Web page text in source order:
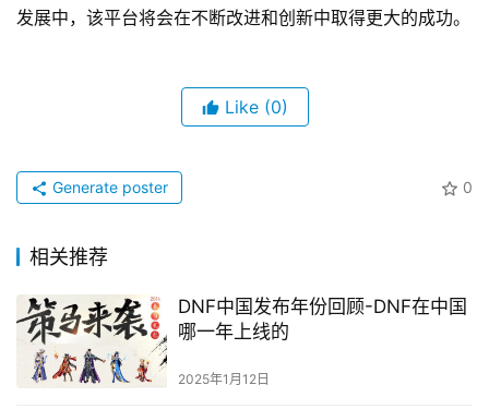
发展中，该平台将会在不断改进和创新中取得更大的成功。
Like (0)
0
Generate poster
相关推荐
DNF中国发布年份回顾-DNF在中国
哪一年上线的
2025年1月12日